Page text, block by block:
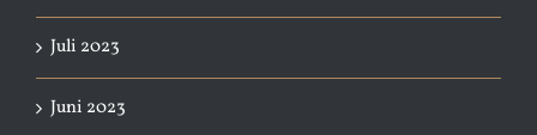
Juli 2023
Juni 2023